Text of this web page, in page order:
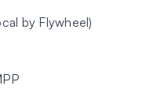
by Flywheel)